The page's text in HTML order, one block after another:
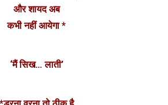
और शायद अब
कभी नहीं आयेगा *
‘मैं सिख… लाती’